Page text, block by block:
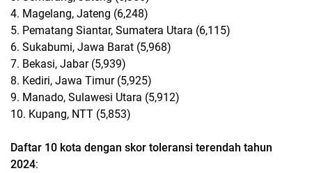
4. Magelang, Jateng (6,248)
5. Pematang Siantar, Sumatera Utara (6,115)
6. Sukabumi, Jawa Barat (5,968)
7. Bekasi, Jabar (5,939)
8. Kediri, Jawa Timur (5,925)
9. Manado, Sulawesi Utara (5,912)
10. Kupang, NTT (5,853)
Daftar 10 kota dengan skor toleransi terendah tahun
2024: